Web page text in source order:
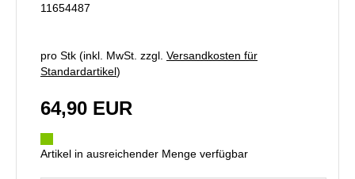
11654487
pro Stk (inkl. MwSt. zzgl. Versandkosten für
Standardartikel)
64,90 EUR
Artikel in ausreichender Menge verfügbar